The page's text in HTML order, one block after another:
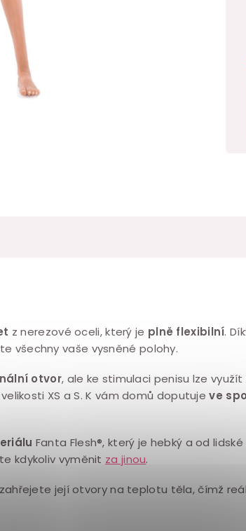
z nerezové oceli, který je plně flexibilní.
všechny vaše vysněné polohy.
otvor, ale ke stimulaci penisu lze
XS a S. K vám domů doputuje ve
Fanta Flesh®, který je hebký a od lidské
kdykoliv vyměnit za jinou.
její otvory na teplotu těla, čímž